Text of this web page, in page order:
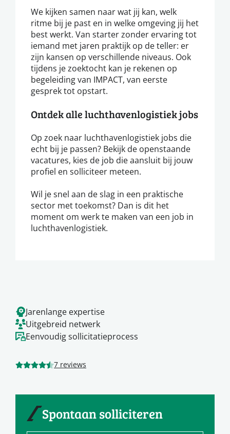
We kijken samen naar wat jij kan, welk
ritme bij je past en in welke omgeving jij het
best werkt. Van starter zonder ervaring tot
iemand met jaren praktijk op de teller: er
zijn kansen op verschillende niveaus. Ook
tijdens je zoektocht kan je rekenen op
begeleiding van IMPACT, van eerste
gesprek tot opstart.
Ontdek alle luchthavenlogistiek jobs
Op zoek naar luchthavenlogistiek jobs die
echt bij je passen? Bekijk de openstaande
vacatures, kies de job die aansluit bij jouw
profiel en solliciteer meteen.
Wil je snel aan de slag in een praktische
sector met toekomst? Dan is dit het
moment om werk te maken van een job in
luchthavenlogistiek.
Spontaan solliciteren
Jarenlange expertise
Uitgebreid netwerk
Eenvoudig sollicitatieprocess
7 reviews